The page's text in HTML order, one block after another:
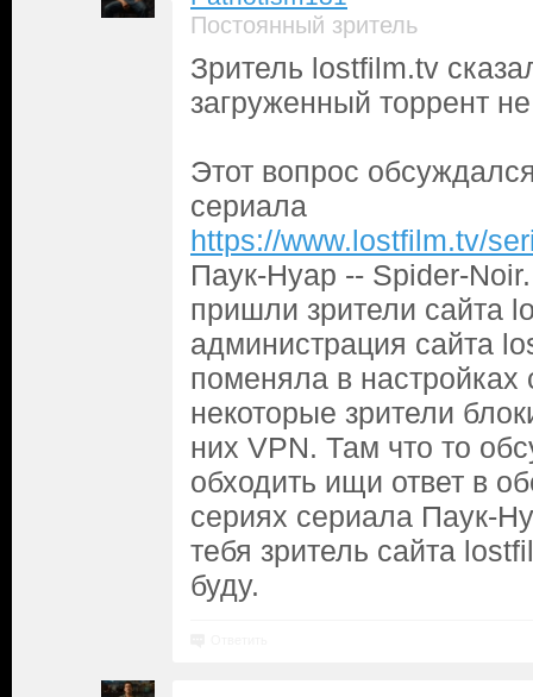
Постоянный зритель
Зритель lostfilm.tv
загруженный торрент
Этот вопрос
сериала
https://www.lostfilm.tv/
Паук-Нуар -- Spider-
пришли зрители сайта
администрация сайта
поменяла в настройках
некоторые зрители
них VPN. Там что то
обходить ищи ответ в
сериях сериала Паук-
тебя зритель сайта
буду.